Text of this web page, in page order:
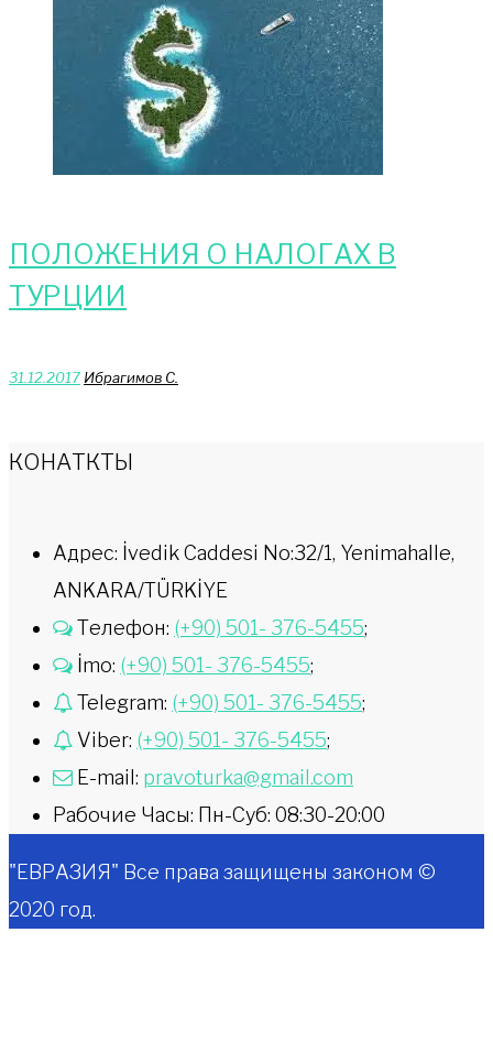
ПОЛОЖЕНИЯ О НАЛОГАХ В
ТУРЦИИ
31.12.2017 Ибрагимов С.
КОНАТКТЫ
Адрес: İvedik Caddesi No:32/1, Yenimahalle,
ANKARA/TÜRKİYE
Телефон: (+90) 501- 376-5455;
İmo: (+90) 501- 376-5455;
Telegram: (+90) 501- 376-5455;
Viber: (+90) 501- 376-5455;
E-mail: pravoturka@gmail.com
Рабочие Часы: Пн-Суб: 08:30-20:00
"ЕВРАЗИЯ" Все права защищены законом ©
2020 год.